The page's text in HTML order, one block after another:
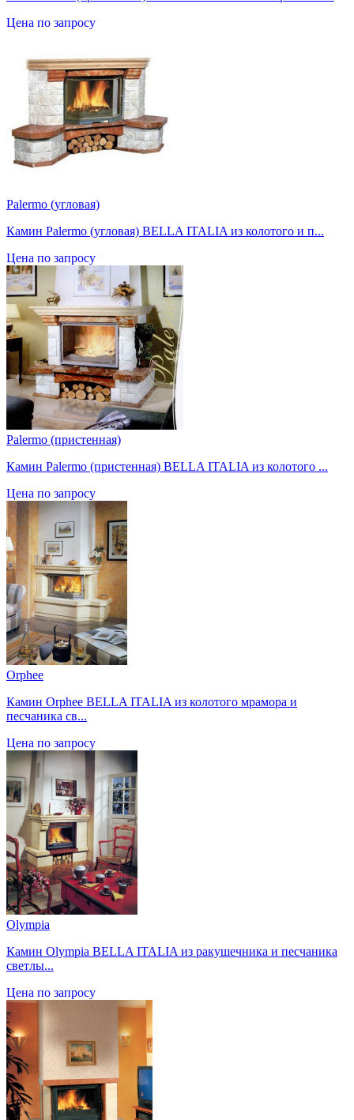
Цена по запросу
Palermo (угловая)
Камин Palermo (угловая) BELLA ITALIA из колотого и п...
Цена по запросу
Palermo (пристенная)
Камин Palermo (пристенная) BELLA ITALIA из колотого ...
Цена по запросу
Orphee
Камин Orphee BELLA ITALIA из колотого мрамора и
песчаника св...
Цена по запросу
Olympia
Камин Olympia BELLA ITALIA из ракушечника и песчаника
светлы...
Цена по запросу